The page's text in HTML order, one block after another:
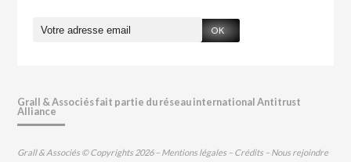
OK
Grall & Associés fait partie du réseau international Antitrust
Alliance
Grall & Associés © Copyrights 2026 – Mentions légales – Crédits – Nous rejoindre